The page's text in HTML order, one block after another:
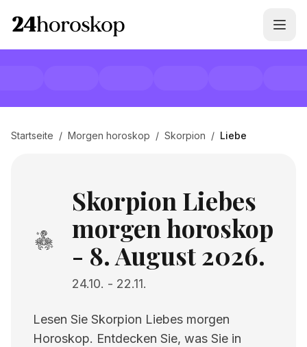
Startseite / Morgen horoskop / Skorpion / Liebe
Skorpion Liebes
morgen horoskop
- 8. August 2026.
24.10. - 22.11.
Lesen Sie Skorpion Liebes morgen
Horoskop. Entdecken Sie, was Sie in